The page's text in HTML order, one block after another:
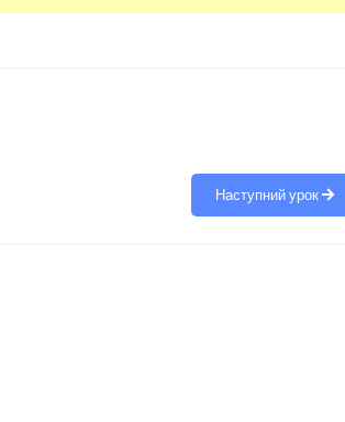
Наступний урок